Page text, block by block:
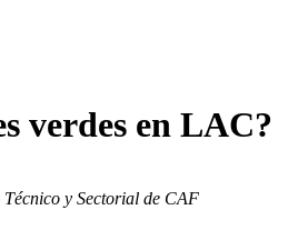
verdes en LAC?
y Sectorial de CAF